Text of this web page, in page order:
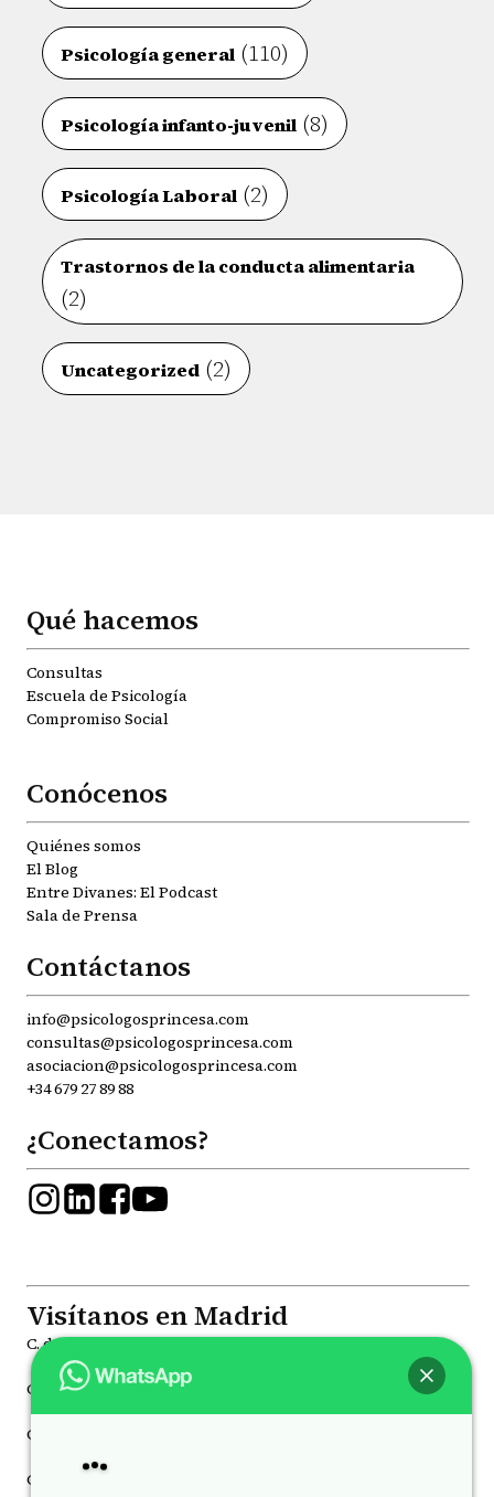
Psicología general (110)
Psicología infanto-juvenil (8)
Psicología Laboral (2)
Trastornos de la conducta alimentaria
(2)
Uncategorized (2)
Qué hacemos
Consultas
Escuela de Psicología
Compromiso Social
Conócenos
Quiénes somos
El Blog
Entre Divanes: El Podcast
Sala de Prensa
Contáctanos
info@psicologosprincesa.com
consultas@psicologosprincesa.com
asociacion@psicologosprincesa.com
+34 679 27 89 88
¿Conectamos?
Visítanos en Madrid
C. de la Princesa, 81, Moncloa - Aravaca, 28008
C. de Joaquín María López, 41, Chamberí, 28015
C. de Juan Álvarez Mendizábal, 78 Moncloa - Aravaca, 28008
C. de Luchana, 21, Chamberí, 28010
Hey